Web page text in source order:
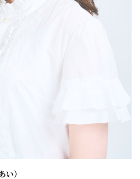
い）
出身。2011年に声優としての活動
「selector infected WIXOSS」主人
で人気を集める。近年の代表作は